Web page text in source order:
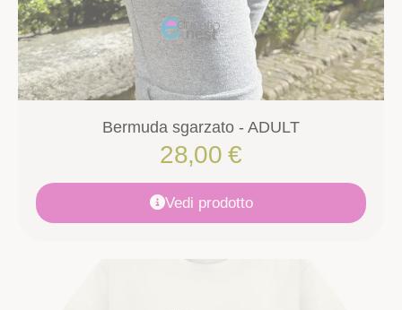
Bermuda sgarzato - ADULT
28,00€
Vedi prodotto